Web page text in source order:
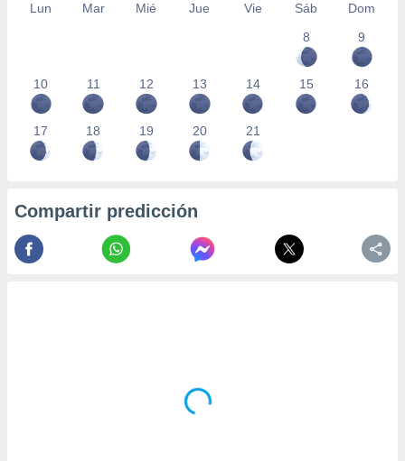
Lun Mar Mié Jue Vie Sáb
Dom
8
9
10 11 12 13 14 15 16
17 18 19 20 21
Compartir predicción